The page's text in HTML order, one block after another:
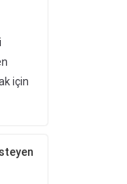
için